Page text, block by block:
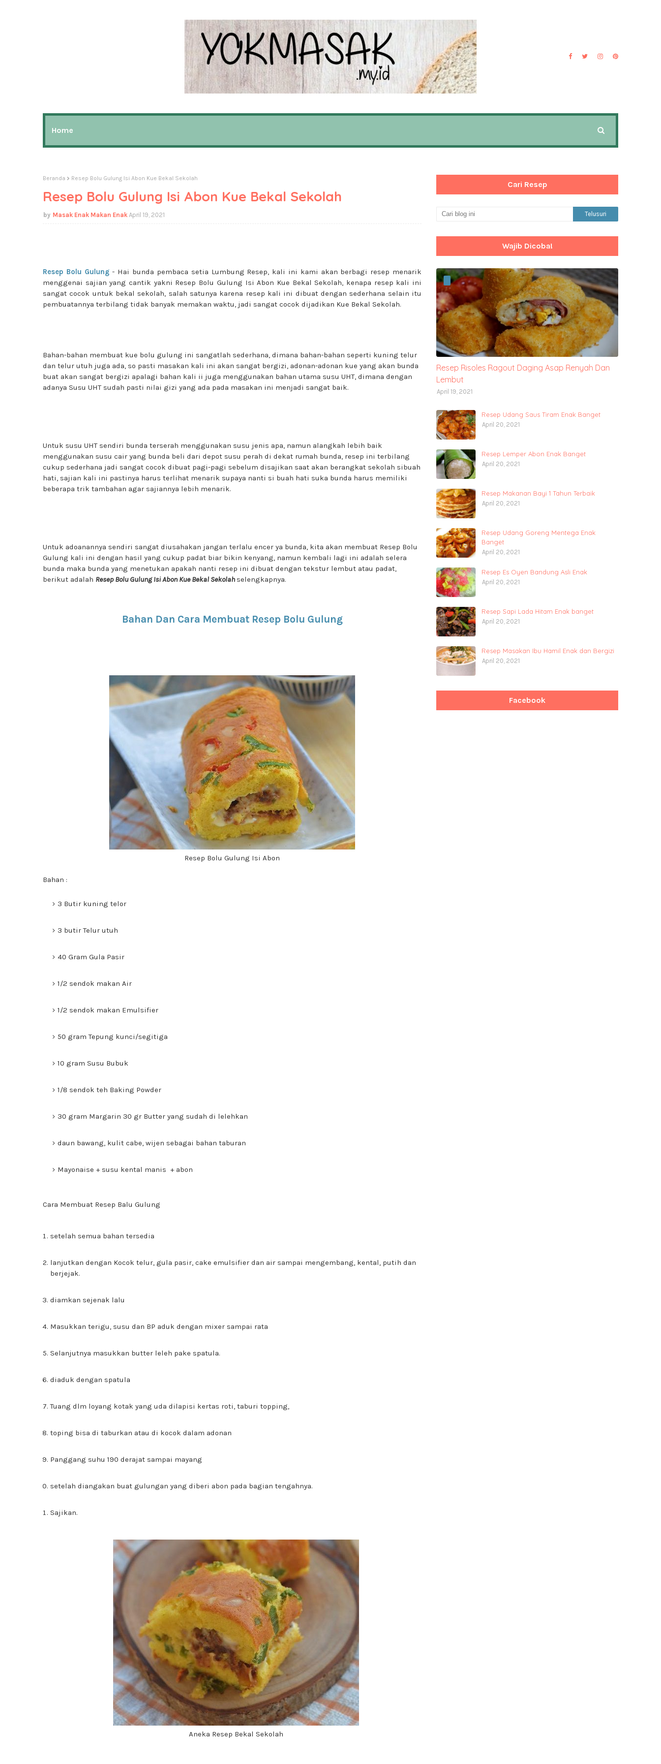
Home
Beranda Resep Bolu Gulung Isi Abon Kue Bekal Sekolah
Resep Bolu Gulung Isi Abon Kue Bekal Sekolah
Masak Enak Makan Enak April 19, 2021
Resep Bolu Gulung - Hai bunda pembaca setia Lumbung Resep, kali ini kami akan berbagi resep menarik
menggenai sajian yang cantik yakni Resep Bolu Gulung Isi Abon Kue Bekal Sekolah, kenapa resep kali ini
sangat cocok untuk bekal sekolah, salah satunya karena resep kali ini dibuat dengan sederhana selain itu
pembuatannya terbilang tidak banyak memakan waktu, jadi sangat cocok dijadikan Kue Bekal Sekolah.
Bahan-bahan membuat kue bolu gulung ini sangatlah sederhana, dimana bahan-bahan seperti kuning telur
dan telur utuh juga ada, so pasti masakan kali ini akan sangat bergizi, adonan-adonan kue yang akan bunda
buat akan sangat bergizi apalagi bahan kali ii juga menggunakan bahan utama susu UHT, dimana dengan
adanya Susu UHT sudah pasti nilai gizi yang ada pada masakan ini menjadi sangat baik.
Untuk susu UHT sendiri bunda terserah menggunakan susu jenis apa, namun alangkah lebih baik
menggunakan susu cair yang bunda beli dari depot susu perah di dekat rumah bunda, resep ini terbilang
cukup sederhana jadi sangat cocok dibuat pagi-pagi sebelum disajikan saat akan berangkat sekolah sibuah
hati, sajian kali ini pastinya harus terlihat menarik supaya nanti si buah hati suka bunda harus memiliki
beberapa trik tambahan agar sajiannya lebih menarik.
Untuk adoanannya sendiri sangat diusahakan jangan terlalu encer ya bunda, kita akan membuat Resep Bolu
Gulung kali ini dengan hasil yang cukup padat biar bikin kenyang, namun kembali lagi ini adalah selera
bunda maka bunda yang menetukan apakah nanti resep ini dibuat dengan tekstur lembut atau padat,
berikut adalah Resep Bolu Gulung Isi Abon Kue Bekal Sekolah selengkapnya.
Bahan Dan Cara Membuat Resep Bolu Gulung
Resep Bolu Gulung Isi Abon
Bahan :
3 Butir kuning telor
3 butir Telur utuh
40 Gram Gula Pasir
1/2 sendok makan Air
1/2 sendok makan Emulsifier
50 gram Tepung kunci/segitiga
10 gram Susu Bubuk
1/8 sendok teh Baking Powder
30 gram Margarin 30 gr Butter yang sudah di lelehkan
daun bawang, kulit cabe, wijen sebagai bahan taburan
Mayonaise + susu kental manis + abon
Cara Membuat Resep Balu Gulung
setelah semua bahan tersedia
lanjutkan dengan Kocok telur, gula pasir, cake emulsifier dan air sampai mengembang, kental, putih dan
berjejak.
diamkan sejenak lalu
Masukkan terigu, susu dan BP aduk dengan mixer sampai rata
Selanjutnya masukkan butter leleh pake spatula.
diaduk dengan spatula
Tuang dlm loyang kotak yang uda dilapisi kertas roti, taburi topping,
toping bisa di taburkan atau di kocok dalam adonan
Panggang suhu 190 derajat sampai mayang
setelah diangakan buat gulungan yang diberi abon pada bagian tengahnya.
Sajikan.
Aneka Resep Bekal Sekolah
Cari Resep
Wajib Dicoba!
Resep Risoles Ragout Daging Asap Renyah Dan
Lembut
April 19, 2021
Resep Udang Saus Tiram Enak Banget
April 20, 2021
Resep Lemper Abon Enak Banget
April 20, 2021
Resep Makanan Bayi 1 Tahun Terbaik
April 20, 2021
Resep Udang Goreng Mentega Enak
Banget
April 20, 2021
Resep Es Oyen Bandung Asli Enak
April 20, 2021
Resep Sapi Lada Hitam Enak banget
April 20, 2021
Resep Masakan Ibu Hamil Enak dan Bergizi
April 20, 2021
Facebook